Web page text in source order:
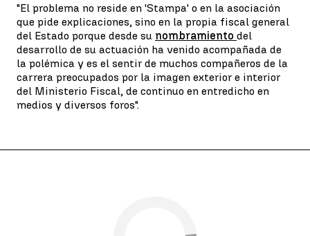
"El problema no reside en 'Stampa' o en la asociación
que pide explicaciones, sino en la propia fiscal general
del Estado porque desde su nombramiento del
desarrollo de su actuación ha venido acompañada de
la polémica y es el sentir de muchos compañeros de la
carrera preocupados por la imagen exterior e interior
del Ministerio Fiscal, de continuo en entredicho en
medios y diversos foros".